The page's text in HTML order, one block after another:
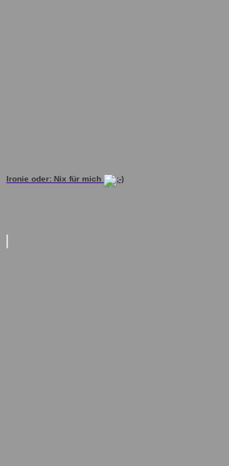
Ironie oder: Nix für mich